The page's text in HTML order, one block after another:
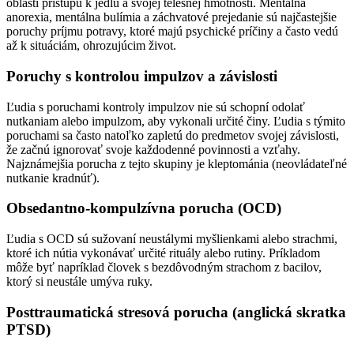
oblasti prístupu k jedlu a svojej telesnej hmotnosti. Mentálna
anorexia, mentálna bulímia a záchvatové prejedanie sú najčastejšie
poruchy príjmu potravy, ktoré majú psychické príčiny a často vedú
až k situáciám, ohrozujúcim život.
Poruchy s kontrolou impulzov a závislosti
Ľudia s poruchami kontroly impulzov nie sú schopní odolať
nutkaniam alebo impulzom, aby vykonali určité činy. Ľudia s týmito
poruchami sa často natoľko zapletú do predmetov svojej závislosti,
že začnú ignorovať svoje každodenné povinnosti a vzťahy.
Najznámejšia porucha z tejto skupiny je kleptománia (neovládateľné
nutkanie kradnúť).
Obsedantno-kompulzívna porucha (OCD)
Ľudia s OCD sú sužovaní neustálymi myšlienkami alebo strachmi,
ktoré ich nútia vykonávať určité rituály alebo rutiny. Príkladom
môže byť napríklad človek s bezdôvodným strachom z bacilov,
ktorý si neustále umýva ruky.
Posttraumatická stresová porucha (anglická skratka
PTSD)